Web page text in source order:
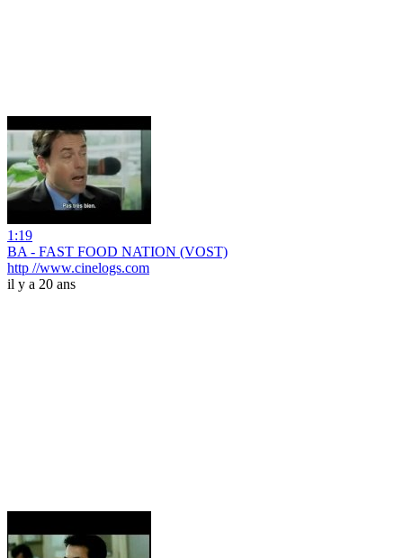
1:19
BA - FAST FOOD NATION (VOST)
http //www.cinelogs.com
il y a 20 ans